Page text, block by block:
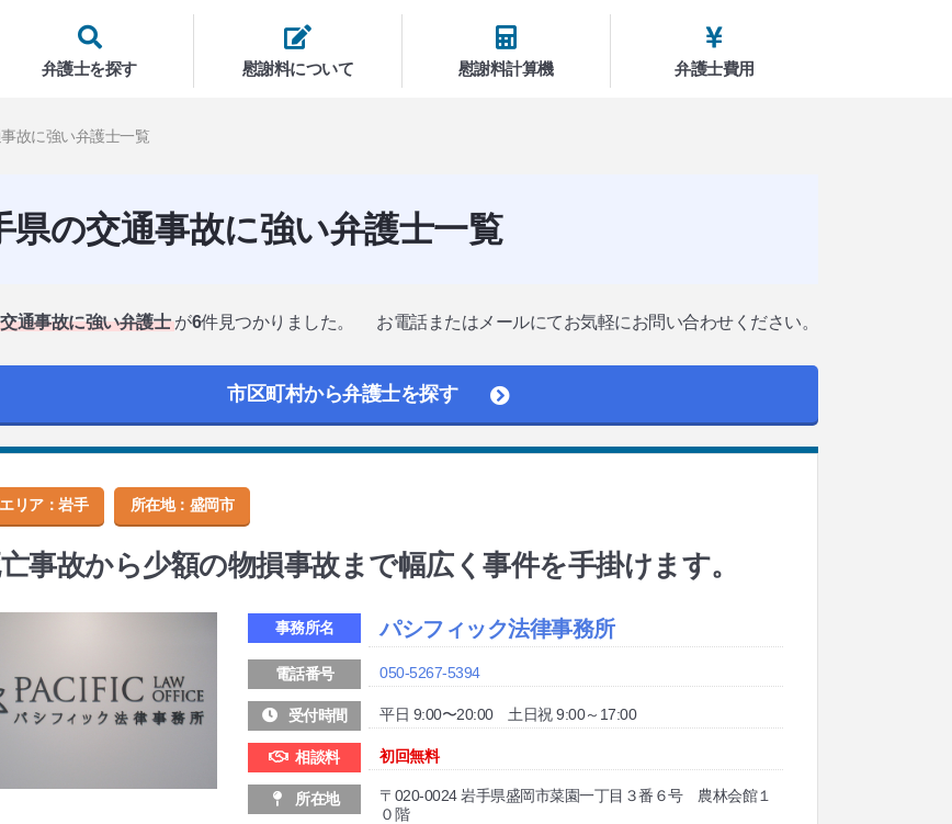
弁護士を探す 慰謝料について 慰謝料計算機 弁護士費用
故に強い弁護士一覧
県の交通事故に強い弁護士一覧
交通事故に強い弁護士 が6件見つかりました。 お電話またはメールにてお気軽にお問い合わせください。
市区町村から弁護士を探す
リア：岩手 所在地： 盛岡市
事故から少額の物損事故まで幅広く事件を手掛けます。
事務所名 パシフィック法律事務所
電話番号 050-5267-5394
受付時間 平日 9:00〜20:00 土日祝 9:00～17:00
相談料 初回無料
所在地
〒020-0024 岩手県盛岡市菜園一丁目３番６号 農林会館１
０階